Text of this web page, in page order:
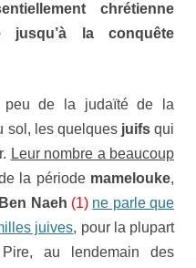
chrétienne
la conquête
peu de la judaïté de la
sol, les quelques juifsqui
Leur nombre a beaucoup
la période mamelouke,
Naeh (1) ne parle que
juives, pour la plupart
au lendemain des